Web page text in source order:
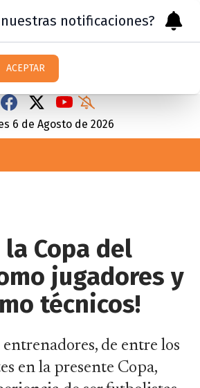
6 de Agosto de 2026
la Copa del
jugadores y
técnicos!
de entre los
en la presente Copa,
notificaciones?
ACEPTAR